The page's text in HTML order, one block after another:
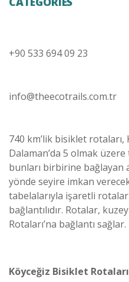
+90 533 694 09 23
info@theecotrails.com.tr
740 km’lik bisiklet rotaları,
Dalaman’da 5 olmak
bunları birbirine bağlayan
yönde seyire imkan
tabelalarıyla işaretli
bağlantılıdır. Rotalar,
Rotaları’na bağlantı sağlar.
Köyceğiz Bisiklet